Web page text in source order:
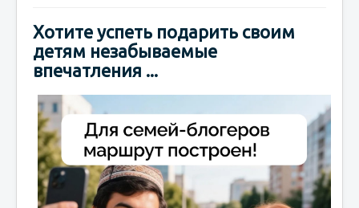
Хотите успеть подарить своим
детям незабываемые
впечатления ...